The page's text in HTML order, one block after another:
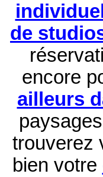
de
encore
ailleurs
trouverez
bien votre